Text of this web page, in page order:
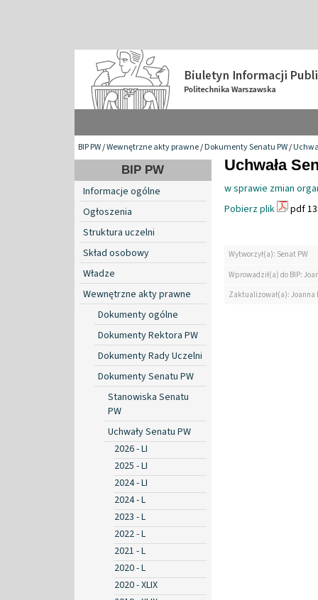
BIP PW/Wewnętrzne akty prawne/Dokumenty Senatu PW/
BIP PW
Informacje ogólne
Ogłoszenia
Struktura uczelni
Skład osobowy
Władze
Wewnętrzne akty prawne
Dokumenty ogólne
Dokumenty Rektora PW
Dokumenty Rady Uczelni
Dokumenty Senatu PW
Stanowiska Senatu
PW
Uchwały Senatu PW
2026 - LI
2025 - LI
2024 - LI
2024 - L
2023 - L
2022 - L
2021 - L
2020 - L
2020 - XLIX
Uchwała
w sprawie zmian
Pobierz plik
pdf
Wytworzył(a): Senat PW
Wprowadził(a) do BIP:
Zaktualizował(a):